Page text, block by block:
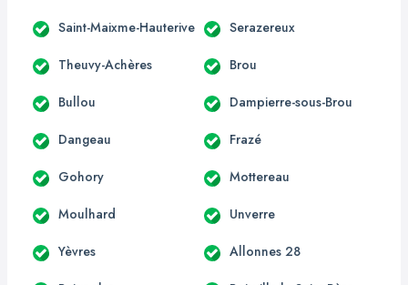
Saint-Maixme-Hauterive Serazereux
Theuvy-Achères Brou
Bullou Dampierre-sous-Brou
Dangeau Frazé
Gohory Mottereau
Moulhard Unverre
Yèvres Allonnes 28